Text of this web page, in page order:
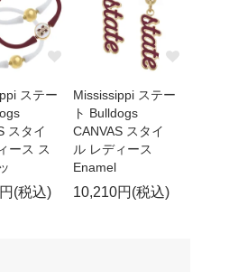
ステー
スタイ
ース ス
(税込)
Mississippi ステー
ト Bulldogs
CANVAS スタイ
ル レディース
Enamel
10,210円(税込)